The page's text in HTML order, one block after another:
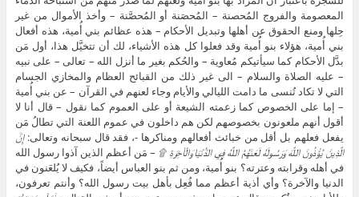
المعصومة والفروج المُحصنة – المُحصَنة أو المُحصَّنة – وأخذ الأموال من غير
حِلها ومنع الحقوق عن أهلها وتبديل الأحكام – هذه عظائم بني أُمية، هذه أفعال
بني أُمية، هؤلاء بنو أُمية وقد فعلوا كل هذه الأشياء، لك أن تتخيَّل هذا، أول مَن
بدَّل الأحكام كما سيأتيكم مُعاوية – والحُكم بغير ما أنزل الله – تعالى – على نبيه
– عليه الصلاة والسلام – الى غير ذلك من القبائح العظام والمخازي الجسام
التي لا تكاد تُنسى ما دامت الليالي والأيام وجاء لعنهم في القرآن – عن بني أُمية
– إما على الخصوص كما زعمته الشيعة أو على العموم كما نقول – قال أنا لا
أقول أنهم ملعونون بخصوصهم لكن هم داخلون في عموم اللعنة التي تطالُ مَن
يفعل فعلهم بل أقل من خبائث أفعالهم ومناكرها -، فقد قال سبحانه وتعالى:إِنَّ
الَّذِينَ يُؤْذُونَ اللَّهَ وَرَسُولَهُ لَعَنَهُمُ اللَّهُ فِي الدُّنْيَا وَالْآخِرَةِ ۩ – مَن أعظم الذين آذوا رسول الله
في أهله وقرابته وعترته؟ بنو أُمية، ومن ثم بنو العباس أيضاً، فكيف لا يُلعَنون في
الدنيا والآخرة؟ وأي أذية أعظم مما فُعِل بأهل بيت رسول الله؟ وأنتم تعرفون،